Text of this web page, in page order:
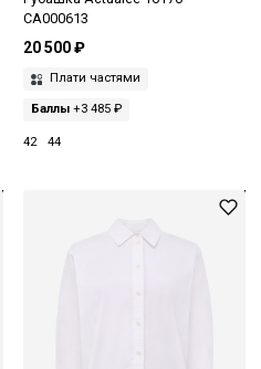
CA000613
20 500 ₽
Плати частями
Баллы+3 485 ₽
42 44